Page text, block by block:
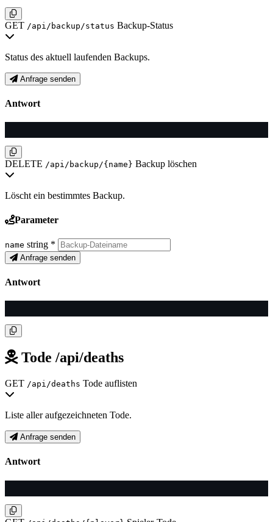
GET /api/backup/status Backup-Status
Status des aktuell laufenden Backups.
Anfrage senden
Antwort
DELETE /api/backup/{name} Backup löschen
Löscht ein bestimmtes Backup.
Parameter
name string *
Anfrage senden
Antwort
Tode /api/deaths
GET /api/deaths Tode auflisten
Liste aller aufgezeichneten Tode.
Anfrage senden
Antwort